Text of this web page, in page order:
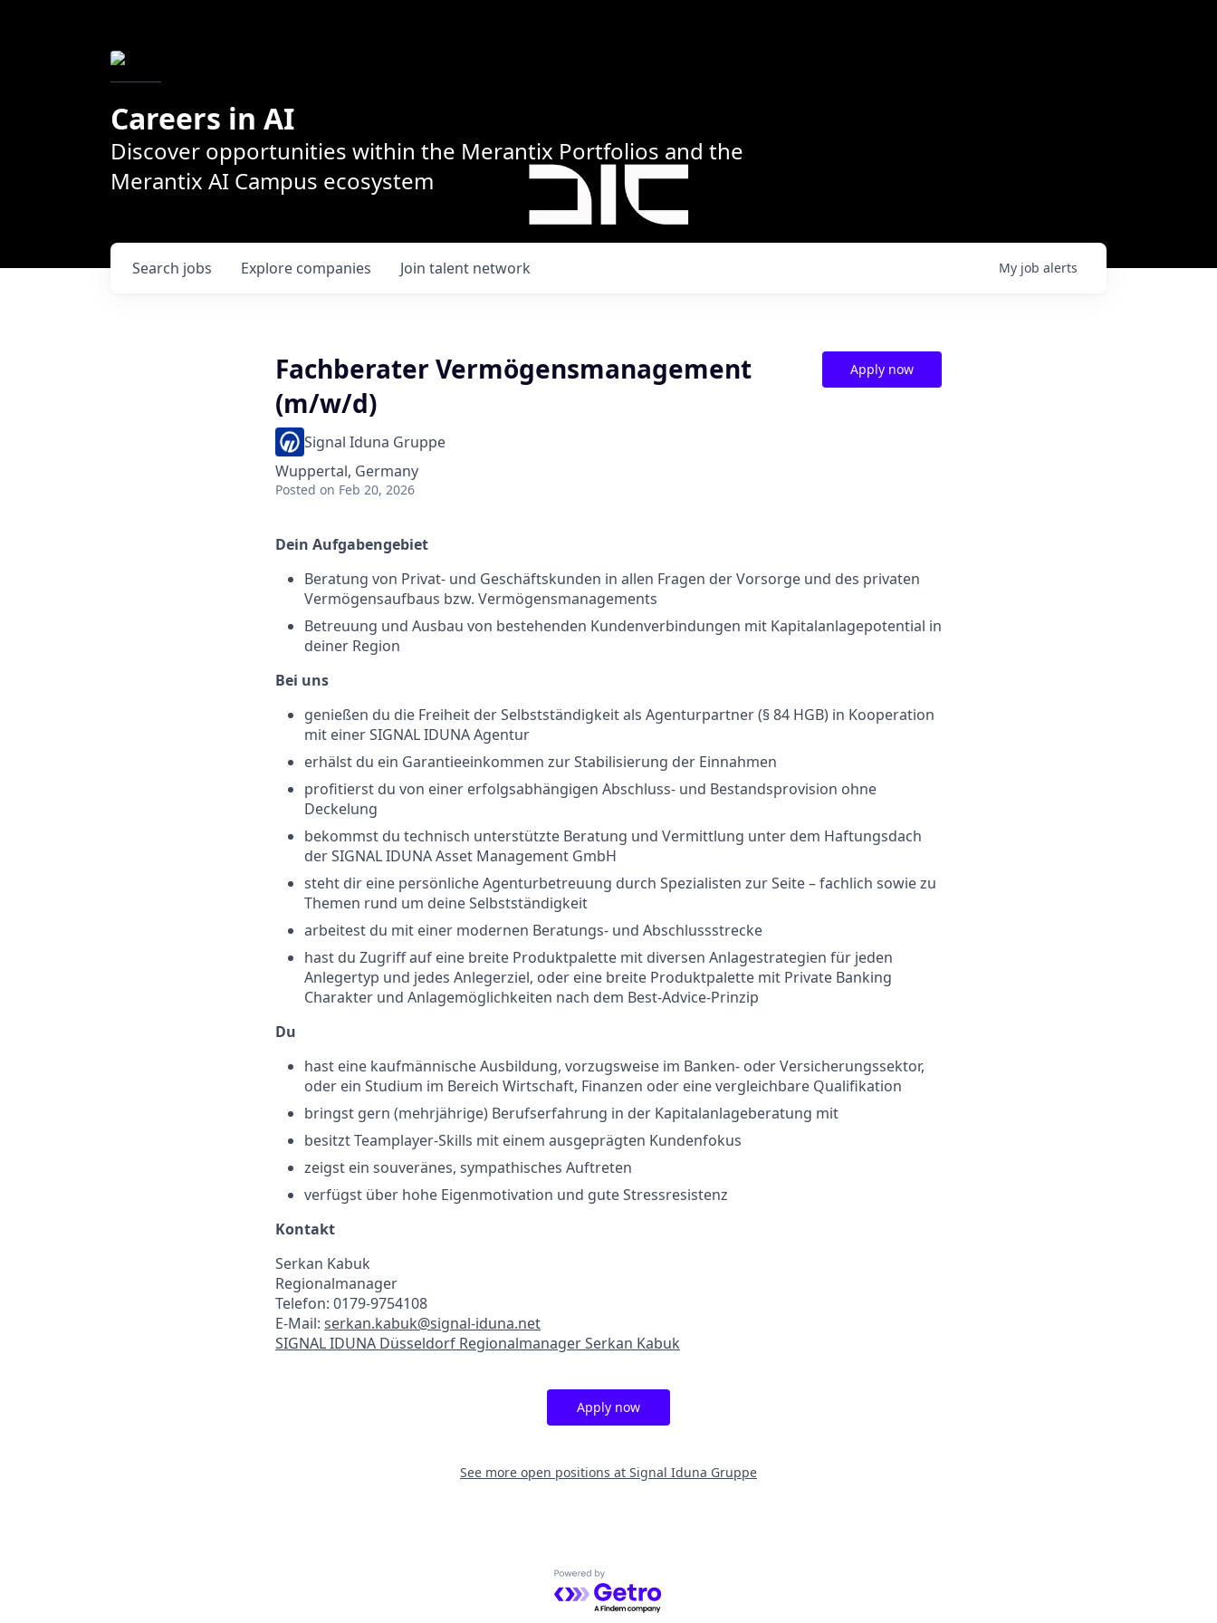
Careers in AI
Discover opportunities within the Merantix Portfolios and the
Merantix AI Campus ecosystem
Search jobs Explore companies Join talent network My job alerts
Fachberater Vermögensmanagement
(m/w/d)
Signal Iduna Gruppe
Wuppertal, Germany
Posted on Feb 20, 2026
Apply now
Dein Aufgabengebiet
Beratung von Privat- und Geschäftskunden in allen Fragen der Vorsorge und des privaten
Vermögensaufbaus bzw. Vermögensmanagements
Betreuung und Ausbau von bestehenden Kundenverbindungen mit Kapitalanlagepotential in
deiner Region
Bei uns
genießen du die Freiheit der Selbstständigkeit als Agenturpartner (§ 84 HGB) in Kooperation
mit einer SIGNAL IDUNA Agentur
erhälst du ein Garantieeinkommen zur Stabilisierung der Einnahmen
profitierst du von einer erfolgsabhängigen Abschluss- und Bestandsprovision ohne
Deckelung
bekommst du technisch unterstützte Beratung und Vermittlung unter dem Haftungsdach
der SIGNAL IDUNA Asset Management GmbH
steht dir eine persönliche Agenturbetreuung durch Spezialisten zur Seite – fachlich sowie zu
Themen rund um deine Selbstständigkeit
arbeitest du mit einer modernen Beratungs- und Abschlussstrecke
hast du Zugriff auf eine breite Produktpalette mit diversen Anlagestrategien für jeden
Anlegertyp und jedes Anlegerziel, oder eine breite Produktpalette mit Private Banking
Charakter und Anlagemöglichkeiten nach dem Best-Advice-Prinzip
Du
hast eine kaufmännische Ausbildung, vorzugsweise im Banken- oder Versicherungssektor,
oder ein Studium im Bereich Wirtschaft, Finanzen oder eine vergleichbare Qualifikation
bringst gern (mehrjährige) Berufserfahrung in der Kapitalanlageberatung mit
besitzt Teamplayer-Skills mit einem ausgeprägten Kundenfokus
zeigst ein souveränes, sympathisches Auftreten
verfügst über hohe Eigenmotivation und gute Stressresistenz
Kontakt
Serkan Kabuk
Regionalmanager
Telefon: 0179-9754108
E-Mail: serkan.kabuk@signal-iduna.net
SIGNAL IDUNA Düsseldorf Regionalmanager Serkan Kabuk
Apply now
See more open positions at Signal Iduna Gruppe
Powered by Getro.com